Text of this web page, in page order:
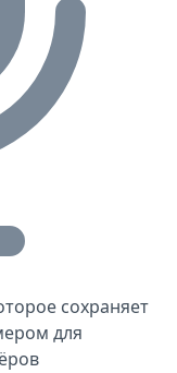
сохраняет
для